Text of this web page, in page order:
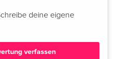
deine eigene
verfassen